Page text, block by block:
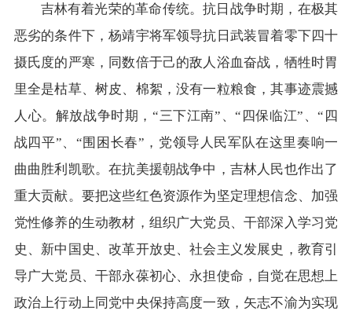
吉林有着光荣的革命传统。抗日战争时期，在极其
恶劣的条件下，杨靖宇将军领导抗日武装冒着零下四十
摄氏度的严寒，同数倍于己的敌人浴血奋战，牺牲时胃
里全是枯草、树皮、棉絮，没有一粒粮食，其事迹震撼
人心。解放战争时期，“三下江南”、“四保临江”、“四
战四平”、“围困长春”，党领导人民军队在这里奏响一
曲曲胜利凯歌。在抗美援朝战争中，吉林人民也作出了
重大贡献。要把这些红色资源作为坚定理想信念、加强
党性修养的生动教材，组织广大党员、干部深入学习党
史、新中国史、改革开放史、社会主义发展史，教育引
导广大党员、干部永葆初心、永担使命，自觉在思想上
政治上行动上同党中央保持高度一致，矢志不渝为实现